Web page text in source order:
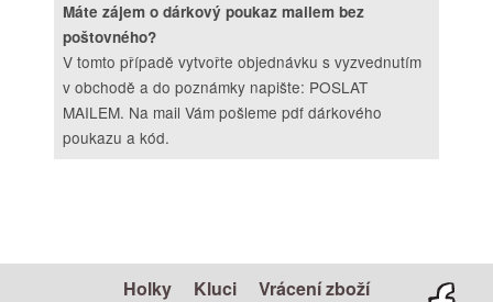
Máte zájem o dárkový poukaz mailem bez
poštovného?
V tomto případě vytvořte objednávku s vyzvednutím
v obchodě a do poznámky napište: POSLAT
MAILEM. Na mail Vám pošleme pdf dárkového
poukazu a kód.
Holky Kluci Vrácení zboží